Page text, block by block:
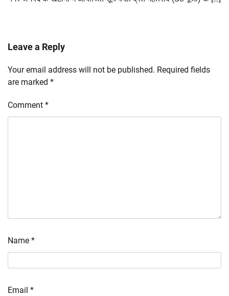
Leave a Reply
Your email address will not be published. Required fields
are marked *
Comment *
Name *
Email *